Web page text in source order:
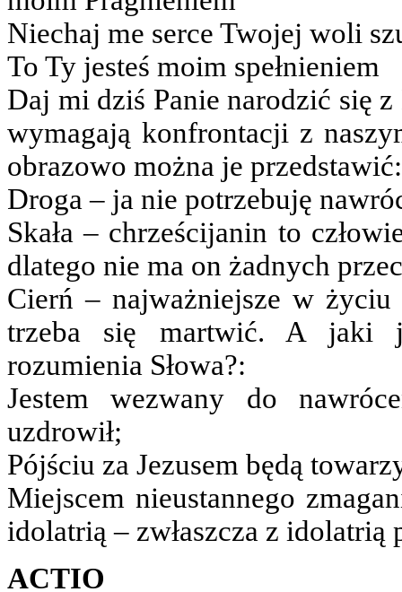
Niechaj me serce Twojej woli
To Ty jesteś moim spełnieniem
Daj mi dziś Panie narodzić się
wymagają konfrontacji z
obrazowo można je przedstawić:
Droga – ja nie potrzebuję
Skała – chrześcijanin to
dlatego nie ma on żadnych
Cierń – najważniejsze w
trzeba się martwić. A jaki
rozumienia Słowa?:
Jestem wezwany do
uzdrowił;
Pójściu za Jezusem będą
Miejscem nieustannego
idolatrią – zwłaszcza z idolatrią
ACTIO